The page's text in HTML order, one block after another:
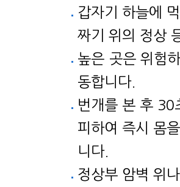
갑자기 하늘에
짜기 위의 정상
높은 곳은 위험
동합니다.
번개를 본 후 30
피하여 즉시 몸
니다.
정상부 암벽 위